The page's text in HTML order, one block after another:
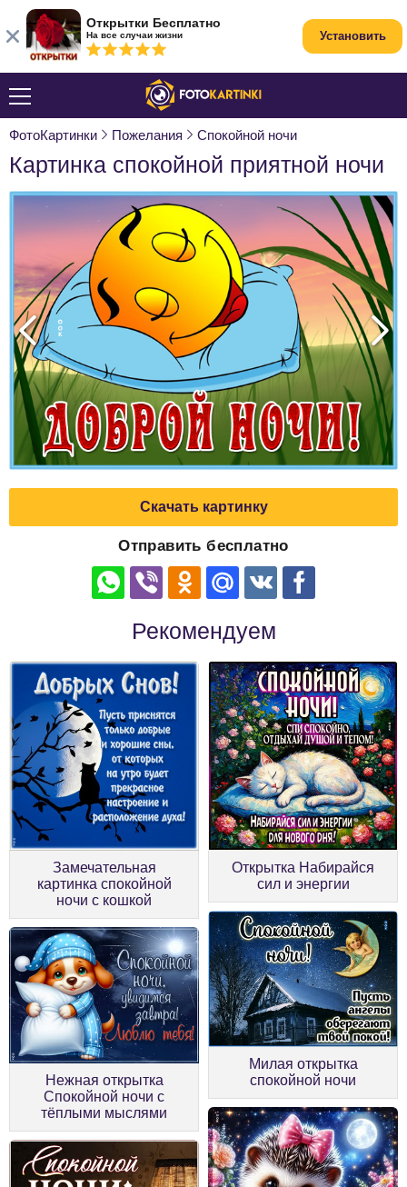
ФотоКартинки Пожелания Спокойной ночи
Картинка спокойной приятной ночи
Скачать картинку
Отправить бесплатно
Рекомендуем
Замечательная
картинка спокойной
ночи с кошкой
Открытка Набирайся
сил и энергии
Нежная открытка
Спокойной ночи с
тёплыми мыслями
Милая открытка
спокойной ночи
Открытки Бесплатно
На все случаи жизни Установить